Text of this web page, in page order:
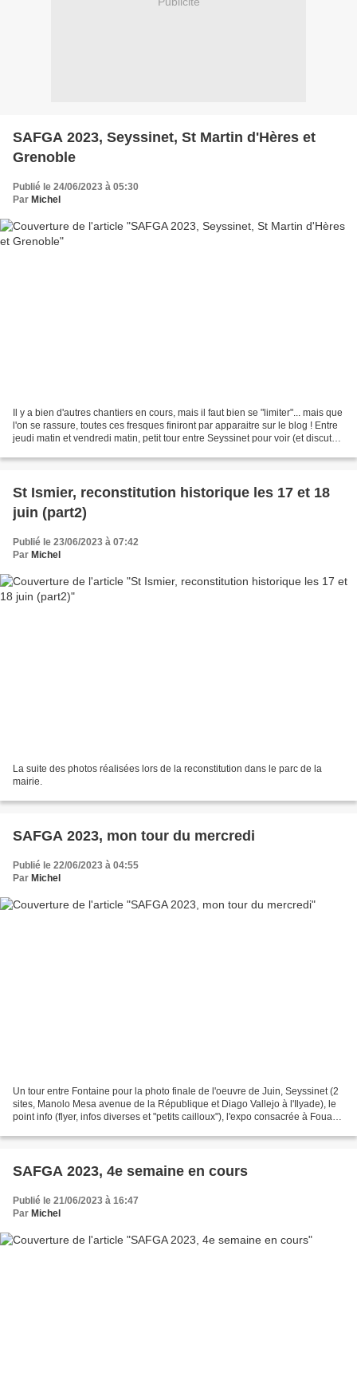
SAFGA 2023, Seyssinet, St Martin d'Hères et
Grenoble
Publié le 24/06/2023 à 05:30
Par Michel
Il y a bien d'autres chantiers en cours, mais il faut bien se "limiter"... mais que
l'on se rassure, toutes ces fresques finiront par apparaitre sur le blog ! Entre
jeudi matin et vendredi matin, petit tour entre Seyssinet pour voir (et discuter)
St Ismier, reconstitution historique les 17 et 18
juin (part2)
Publié le 23/06/2023 à 07:42
Par Michel
La suite des photos réalisées lors de la reconstitution dans le parc de la
mairie.
SAFGA 2023, mon tour du mercredi
Publié le 22/06/2023 à 04:55
Par Michel
Un tour entre Fontaine pour la photo finale de l'oeuvre de Juin, Seyssinet (2
sites, Manolo Mesa avenue de la République et Diago Vallejo à l'Ilyade), le
point info (flyer, infos diverses et "petits cailloux"), l'expo consacrée à Fouapa
SAFGA 2023, 4e semaine en cours
Publié le 21/06/2023 à 16:47
Par Michel